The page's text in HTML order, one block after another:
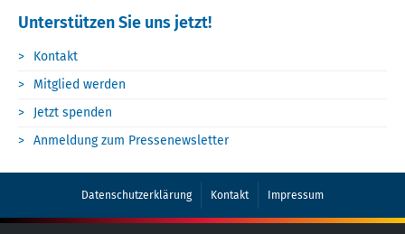
Unterstützen Sie uns jetzt!
Kontakt
Mitglied werden
Jetzt spenden
Anmeldung zum Pressenewsletter
Datenschutzerklärung Kontakt Impressum